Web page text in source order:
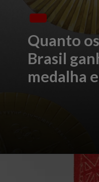
Quanto
Brasil
medalha